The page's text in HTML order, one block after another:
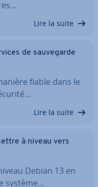
Lire la suite
de sau­ve­garde
fiable dans le
Lire la suite
à niveau vers
Debian 13 en
système…